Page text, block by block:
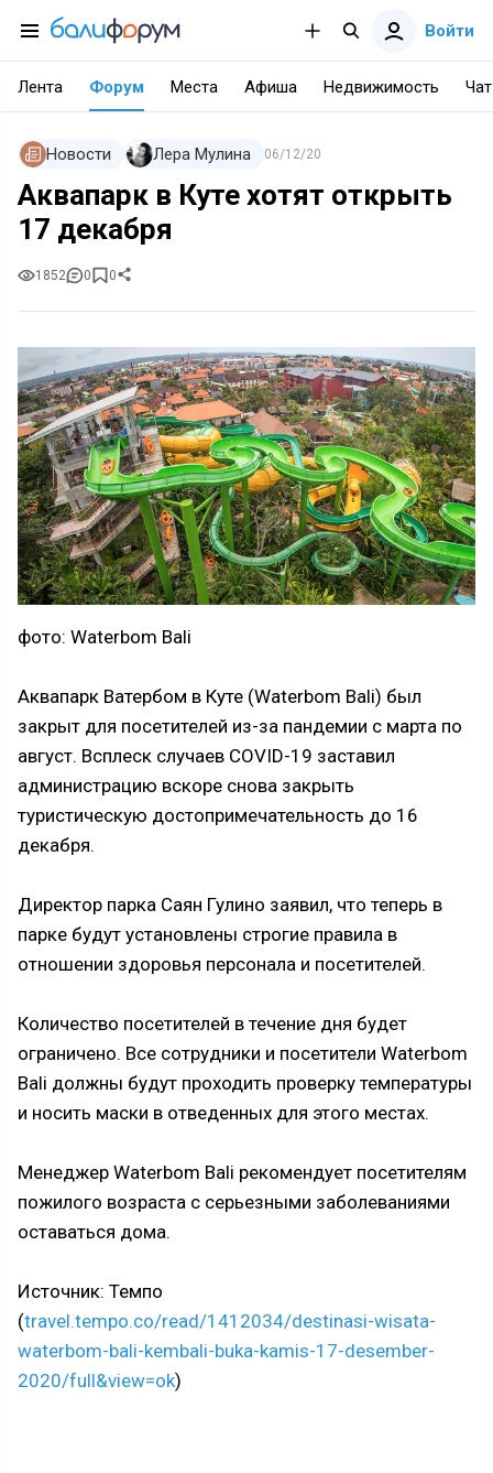
Войти
Лента Форум Места Афиша Недвижимость Чат
Новости Лера Мулина 06/12/20
Аквапарк в Куте хотят открыть
17 декабря
1852 0 0
фото: Waterbom Bali
Аквапарк Ватербом в Куте (Waterbom Bali) был
закрыт для посетителей из-за пандемии с марта по
август. Всплеск случаев COVID-19 заставил
администрацию вскоре снова закрыть
туристическую достопримечательность до 16
декабря.
Директор парка Саян Гулино заявил, что теперь в
парке будут установлены строгие правила в
отношении здоровья персонала и посетителей.
Количество посетителей в течение дня будет
ограничено. Все сотрудники и посетители Waterbom
Bali должны будут проходить проверку температуры
и носить маски в отведенных для этого местах.
Менеджер Waterbom Bali рекомендует посетителям
пожилого возраста с серьезными заболеваниями
оставаться дома.
Источник: Темпо
(travel.tempo.co/read/1412034/destinasi-wisata-
waterbom-bali-kembali-buka-kamis-17-desember-
2020/full&view=ok)